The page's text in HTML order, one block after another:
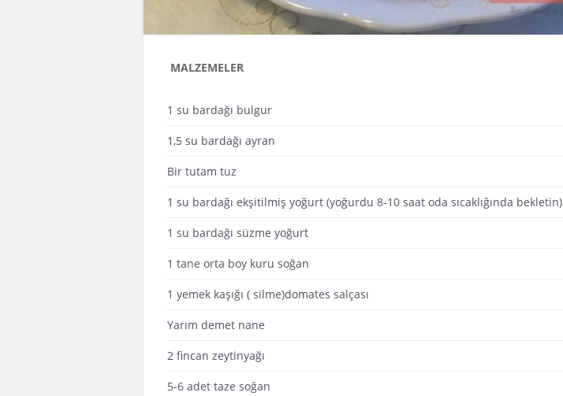
MALZEMELER
1 su bardağı bulgur
1,5 su bardağı ayran
Bir tutam tuz
1 su bardağı ekşitilmiş yoğurt (yoğurdu 8-10 saat oda sıcaklığında bekletin)
1 su bardağı süzme yoğurt
1 tane orta boy kuru soğan
1 yemek kaşığı ( silme)domates salçası
Yarım demet nane
2 fincan zeytinyağı
5-6 adet taze soğan